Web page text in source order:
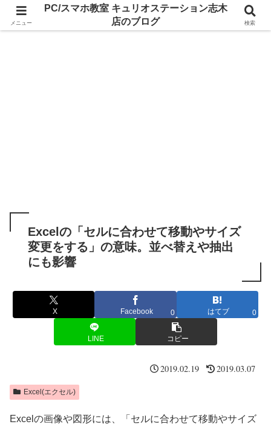
Excelの「セルに合わせて移動やサイズ
変更をする」の意味。並べ替えや抽出
にも影響
X Facebook 0 はてブ 0
LINE コピー
2019.02.19 2019.03.07
Excel(エクセル)
Excelの画像や図形には、「セルに合わせて移動やサイズ
メニュー
PC/スマホ教室 キュリオステーション志木
店のブログ
検索